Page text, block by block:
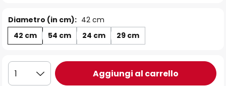
Diametro (in cm): 42 cm
42 cm
54 cm 24 cm 29 cm
1 Aggiungi al carrello